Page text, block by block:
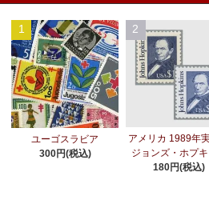
1
ユーゴスラビア
300円(税込)
2
アメリカ 1989年
ジョンズ・ホプ
180円(税込)